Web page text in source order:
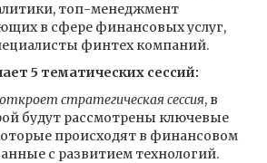
топ-менеджмент
в сфере финансовых услуг,
финтех компаний.
5 тематических сессий:
стратегическая сессия, в
будут рассмотрены ключевые
происходят в финансовом
с развитием технологий.